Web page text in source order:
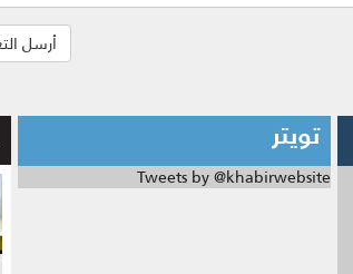
تويتر
Tweets by @khabirwebsite